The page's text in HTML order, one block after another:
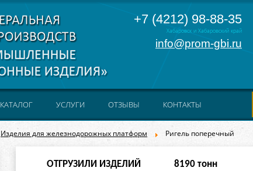
+7 (4212) 98-88-35
Хабаровск и Хабаровский край
info@prom-gbi.ru
Изделия для железнодорожных платформ Ригель поперечный
КАТАЛОГ УСЛУГИ ОТЗЫВЫ КОНТАКТЫ
ОТГРУЗИЛИ ИЗДЕЛИЙ
32766тонн